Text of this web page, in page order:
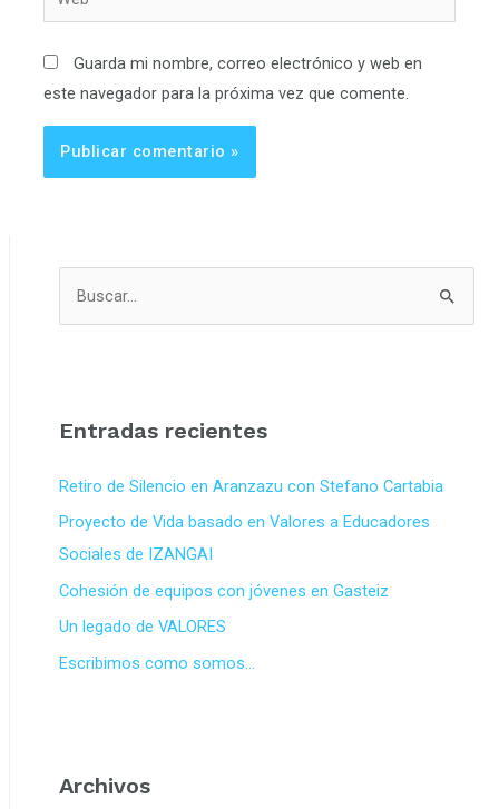
Guarda mi nombre, correo electrónico y web en
este navegador para la próxima vez que comente.
a
p
o
r
:
Entradas recientes
Retiro de Silencio en Aranzazu con Stefano Cartabia
Proyecto de Vida basado en Valores a Educadores
Sociales de IZANGAI
Cohesión de equipos con jóvenes en Gasteiz
Un legado de VALORES
Escribimos como somos…
Archivos